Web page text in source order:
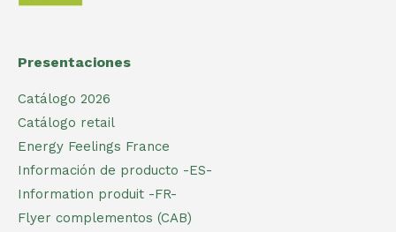
Presentaciones
Catálogo 2026
Catálogo retail
Energy Feelings France
Información de producto -ES-
Information produit -FR-
Flyer complementos (CAB)